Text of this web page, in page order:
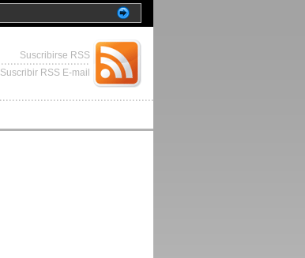
Suscribirse RSS
Suscribir RSS E-mail